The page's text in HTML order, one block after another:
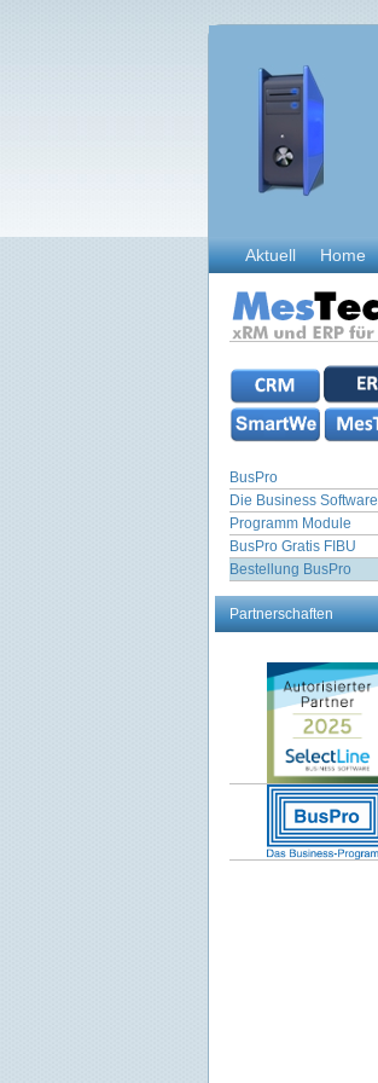
Aktuell Home
BusPro
Die Business Software
Programm Module
BusPro Gratis FIBU
Bestellung BusPro
Partnerschaften